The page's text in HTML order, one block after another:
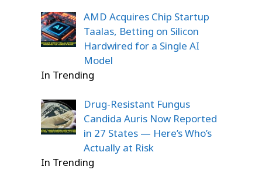
AMD Acquires Chip Startup
Taalas, Betting on Silicon
Hardwired for a Single AI
Model
In Trending
Drug-Resistant Fungus
Candida Auris Now Reported
in 27 States — Here’s Who’s
Actually at Risk
In Trending